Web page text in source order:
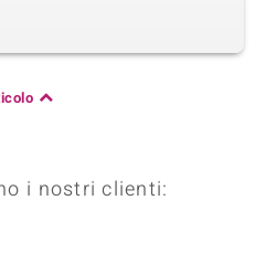
i nostri clienti: